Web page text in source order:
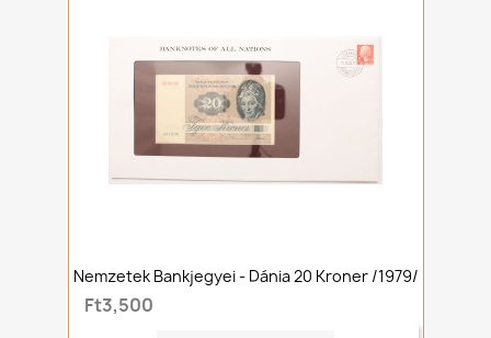
Nemzetek Bankjegyei - Dánia 20 Kroner /1979/
Ft3,500